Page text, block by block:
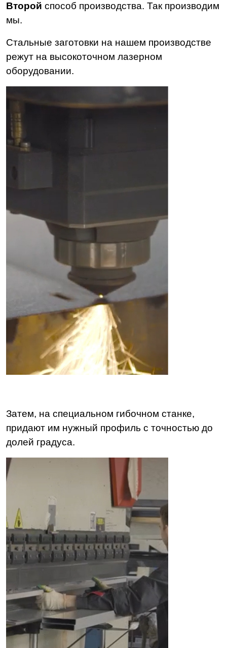
Второй способ производства. Так производим
мы.
Стальные заготовки на нашем производстве
режут на высокоточном лазерном
оборудовании.
Затем, на специальном гибочном станке,
придают им нужный профиль с точностью до
долей градуса.